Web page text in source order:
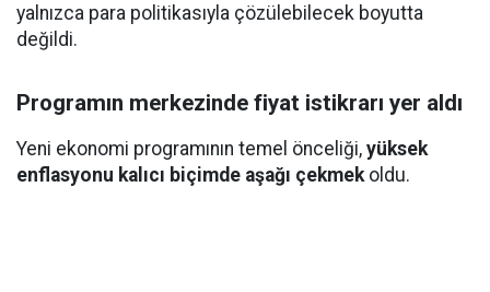
yalnızca para politikasıyla çözülebilecek boyutta
değildi.
Programın merkezinde fiyat istikrarı yer aldı
Yeni ekonomi programının temel önceliği, yüksek
enflasyonu kalıcı biçimde aşağı çekmek oldu.